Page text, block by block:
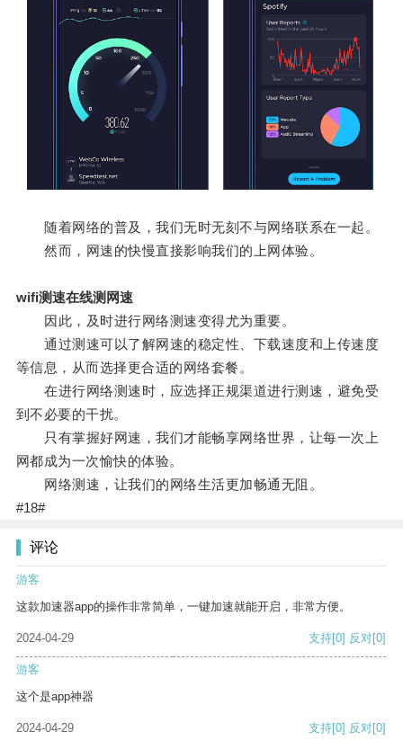
随着网络的普及，我们无时无刻不与网络联系在一起。
然而，网速的快慢直接影响我们的上网体验。
wifi测速在线测网速
因此，及时进行网络测速变得尤为重要。
通过测速可以了解网速的稳定性、下载速度和上传速度
等信息，从而选择更合适的网络套餐。
在进行网络测速时，应选择正规渠道进行测速，避免受
到不必要的干扰。
只有掌握好网速，我们才能畅享网络世界，让每一次上
网都成为一次愉快的体验。
网络测速，让我们的网络生活更加畅通无阻。
#18#
评论
游客
这款加速器app的操作非常简单，一键加速就能开启，非常方便。
2024-04-29 支持[0] 反对[0]
游客
这个是app神器
2024-04-29 支持[0] 反对[0]